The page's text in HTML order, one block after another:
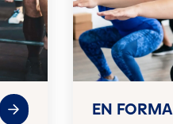
EN FORMA